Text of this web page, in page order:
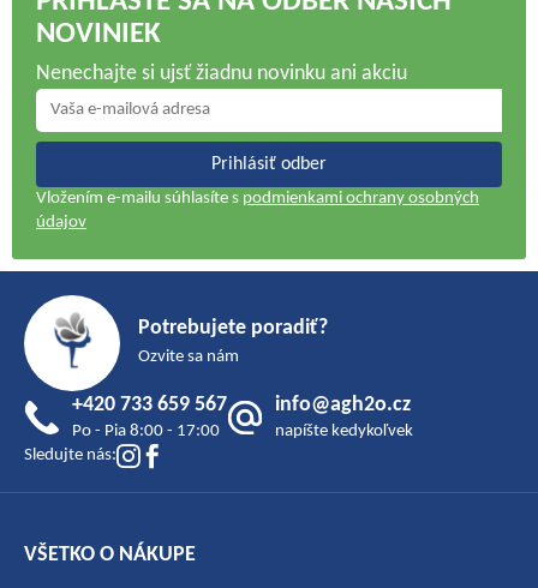
NOVINIEK
Nenechajte si ujsť žiadnu novinku ani akciu
Prihlásiť odber
Vložením e-mailu súhlasíte s podmienkami ochrany osobných
údajov
Potrebujete poradiť?
Ozvite sa nám
+420 733 659 567
Po - Pia 8:00 - 17:00
info@agh2o.cz
napíšte kedykoľvek
Sledujte nás:
VŠETKO O NÁKUPE